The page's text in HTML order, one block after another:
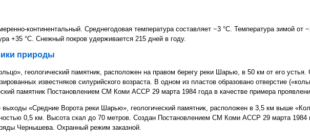
континентальный. Среднегодовая температура составляет −3 °C. Температура зимой от
+35 °C. Снежный покров удерживается 215 дней в году.
природы
геологический памятник, расположен на правом берегу реки Шарью, в 50 км от его
известняков силурийского возраста. В одном из пластов образовано отверстие
памятник Постановлением СМ Коми АССР 29 марта 1984 года в качестве примера
«Средние Ворота реки Шарью», геологический памятник, расположен в 3,5 км выше
0,5 км. Высота скал до 70 метров. Создан Постановлением СМ Коми АССР 29 марта 1984
Чернышева. Охранный режим заказной.